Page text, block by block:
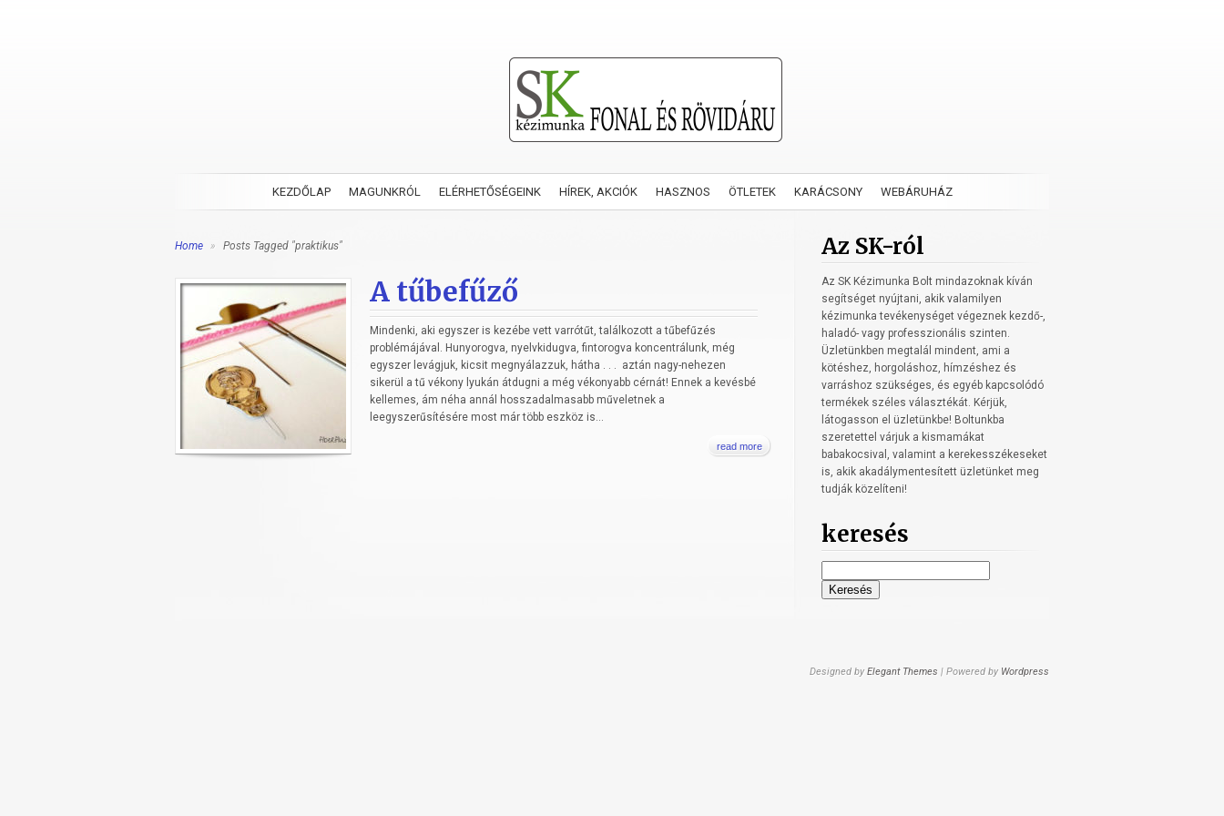
KEZDŐLAP MAGUNKRÓL ELÉRHETŐSÉGEINK HÍREK, AKCIÓK HASZNOS ÖTLETEK KARÁCSONY WEBÁRUHÁZ
Home » Posts Tagged "praktikus"
A tűbefűző
Mindenki, aki egyszer is kezébe vett varrótűt, találkozott a tűbefűzés
problémájával. Hunyorogva, nyelvkidugva, fintorogva koncentrálunk, még
egyszer levágjuk, kicsit megnyálazzuk, hátha . . . aztán nagy-nehezen
sikerül a tű vékony lyukán átdugni a még vékonyabb cérnát! Ennek a kevésbé
kellemes, ám néha annál hosszadalmasabb műveletnek a
leegyszerűsítésére most már több eszköz is...
read more
Az SK-ról
Az SK Kézimunka Bolt mindazoknak kíván
segítséget nyújtani, akik valamilyen
kézimunka tevékenységet végeznek kezdő-,
haladó- vagy professzionális szinten.
Üzletünkben megtalál mindent, ami a
kötéshez, horgoláshoz, hímzéshez és
varráshoz szükséges, és egyéb kapcsolódó
termékek széles választékát. Kérjük,
látogasson el üzletünkbe! Boltunkba
szeretettel várjuk a kismamákat
babakocsival, valamint a kerekesszékeseket
is, akik akadálymentesített üzletünket meg
tudják közelíteni!
keresés
Designed by Elegant Themes | Powered by Wordpress